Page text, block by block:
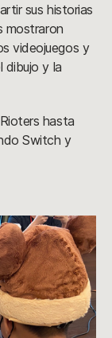
sus historias
mostraron
videojuegos y
dibujo y la
hasta
Switch y